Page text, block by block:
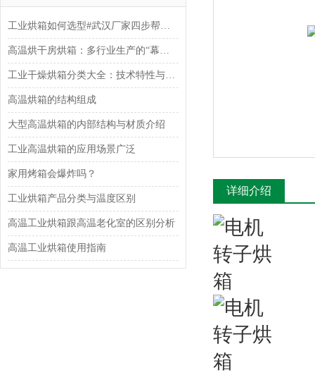
工业烘箱如何选型#武汉厂家四步帮你搞懂
高温烘干房烘箱：多行业生产的“幕后支持者“
工业干燥烘箱分类大全：技术特性与应用指南
高温烘箱的结构组成
大型高温烘箱的内部结构与材质介绍
工业高温烘箱的应用场景广泛
家用烤箱会爆炸吗？
工业烘箱产品分类与温度区别
高温工业烘箱跟高温老化室的区别分析
高温工业烘箱使用指南
详细介绍